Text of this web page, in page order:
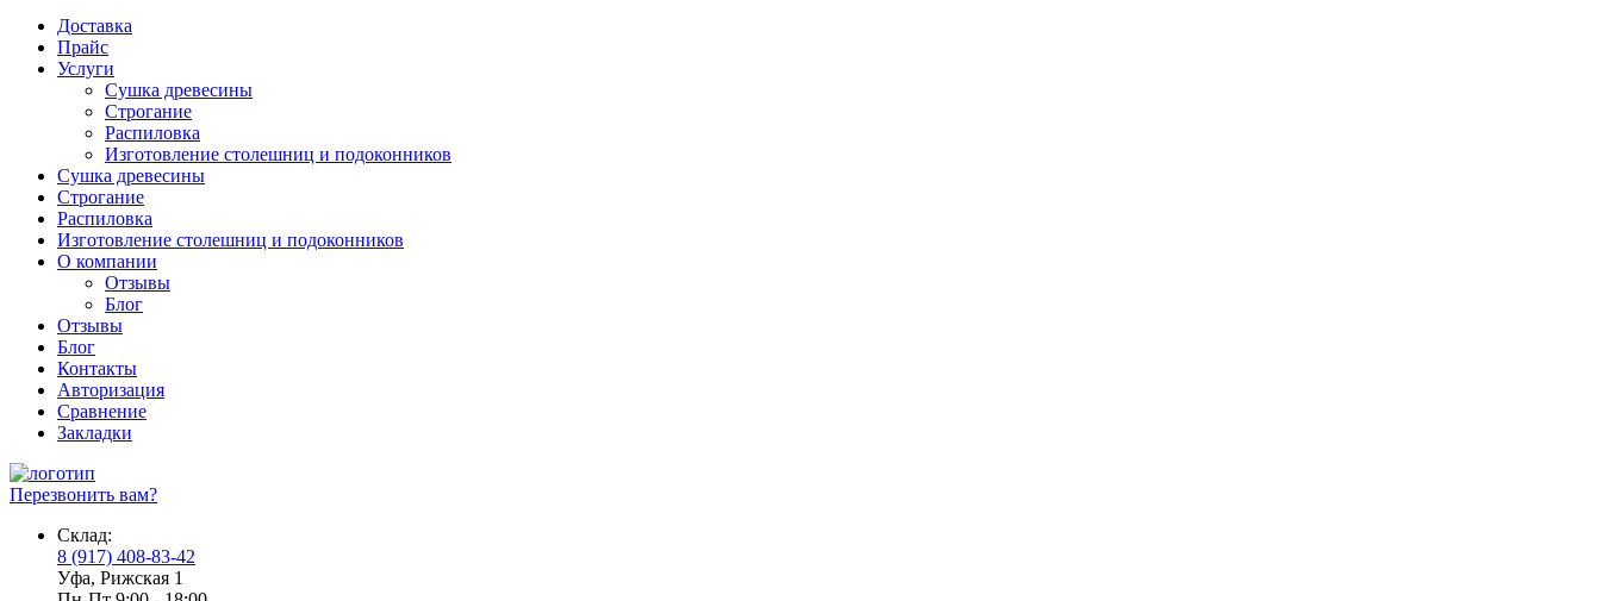
Доставка
Прайс
Услуги
Сушка древесины
Строгание
Распиловка
Изготовление столешниц и подоконников
Сушка древесины
Строгание
Распиловка
Изготовление столешниц и подоконников
О компании
Отзывы
Блог
Отзывы
Блог
Контакты
Авторизация
Сравнение
Закладки
Перезвонить вам?
Склад:
8 (917) 408-83-42
Уфа, Рижская 1